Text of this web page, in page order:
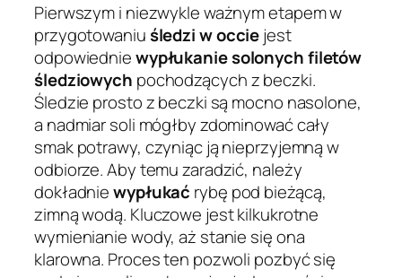
Pierwszym i niezwykle ważnym etapem w
przygotowaniuśledzi w occiejest
odpowiedniewypłukaniesolonychfiletów
śledziowych pochodzących z beczki.
Śledzie prosto z beczki są mocno nasolone,
a nadmiar soli mógłby zdominować cały
smak potrawy, czyniąc ją nieprzyjemną w
odbiorze. Aby temu zaradzić, należy
dokładniewypłukać rybę pod bieżącą,
zimną wodą. Kluczowe jest kilkukrotne
wymienianie wody, aż stanie się ona
klarowna. Proces ten pozwoli pozbyć się